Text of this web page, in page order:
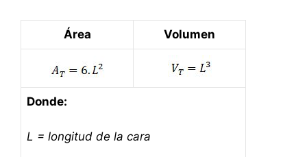
Área Volumen
Donde:
L = longitud de la cara